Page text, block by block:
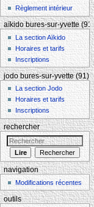
Règlement intérieur
aïkido bures-sur-yvette (91)
La section Aïkido
Horaires et tarifs
Inscriptions
jodo bures-sur-yvette (91)
La section Jodo
Horaires et tarifs
Inscriptions
rechercher
navigation
Modifications récentes
outils